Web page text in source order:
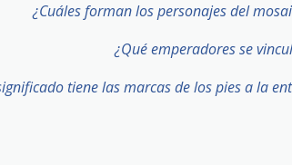
¿Cuáles forman los personajes del
¿Qué emperadores se
tiene las marcas de los pies a la